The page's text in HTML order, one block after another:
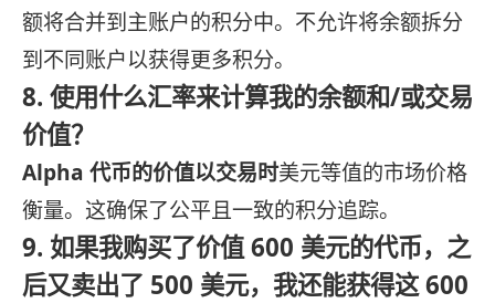
额将合并到主账户的积分中。不允许将余额拆分
到不同账户以获得更多积分。
8. 使用什么汇率来计算我的余额和/或交易
价值？
Alpha 代币的价值以交易时美元等值的市场价格
衡量。这确保了公平且一致的积分追踪。
9. 如果我购买了价值 600 美元的代币，之
后又卖出了 500 美元，我还能获得这 600